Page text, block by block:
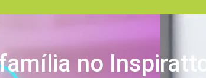
no Inspiratto